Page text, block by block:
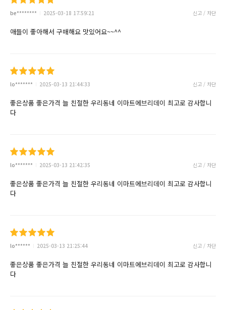
be******** 2025-03-18 17:59:21 신고 / 차단
애들이 좋아해서 구매해요 맛있어요~~^^
lo******* 2025-03-13 21:44:33 신고 / 차단
좋은상품 좋은가격 늘 친절한 우리동네 이마트에브리데이 최고로 감사합니
다
lo******* 2025-03-13 21:42:35 신고 / 차단
좋은상품 좋은가격 늘 친절한 우리동네 이마트에브리데이 최고로 감사합니
다
lo****** 2025-03-13 21:25:44 신고 / 차단
좋은상품 좋은가격 늘 친절한 우리동네 이마트에브리데이 최고로 감사합니
다